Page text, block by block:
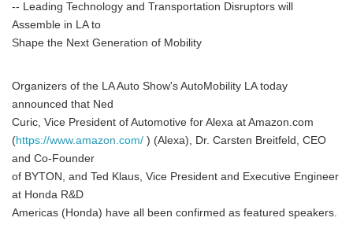
-- Leading Technology and Transportation Disruptors will
Assemble in LA to
Shape the Next Generation of Mobility
Organizers of the LA Auto Show's AutoMobility LA today
announced that Ned
Curic, Vice President of Automotive for Alexa at Amazon.com
(https://www.amazon.com/ ) (Alexa), Dr. Carsten Breitfeld, CEO
and Co-Founder
of BYTON, and Ted Klaus, Vice President and Executive Engineer
at Honda R&D
Americas (Honda) have all been confirmed as featured speakers.